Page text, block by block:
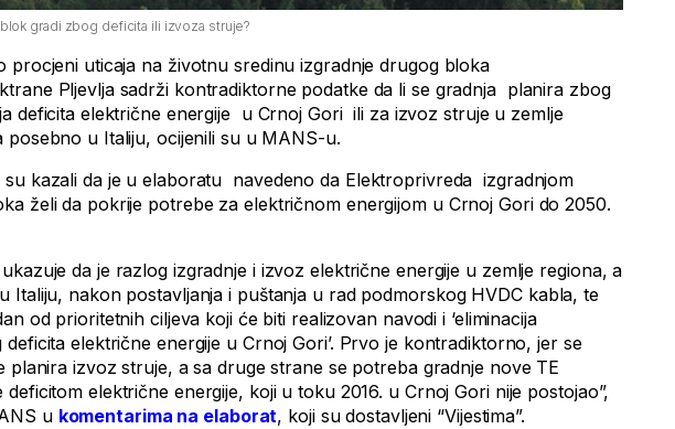
gradi zbog deficita ili izvoza struje?
procjeni uticaja na životnu sredinu izgradnje drugog bloka
Pljevlja sadrži kontradiktorne podatke da li se gradnja planira zbog
deficita električne energije u Crnoj Gori ili za izvoz struje u zemlje
posebno u Italiju, ocijenili su u MANS-u.
su kazali da je u elaboratu navedeno da Elektroprivreda izgradnjom
želi da pokrije potrebe za električnom energijom u Crnoj Gori do 2050.
ukazuje da je razlog izgradnje i izvoz električne energije u zemlje regiona, a
Italiju, nakon postavljanja i puštanja u rad podmorskog HVDC kabla, te
od prioritetnih ciljeva koji će biti realizovan navodi i ‘eliminacija
deficita električne energije u Crnoj Gori’. Prvo je kontradiktorno, jer se
planira izvoz struje, a sa druge strane se potreba gradnje nove TE
deficitom električne energije, koji u toku 2016. u Crnoj Gori nije postojao”,
u komentarima na elaborat, koji su dostavljeni “Vijestima”.